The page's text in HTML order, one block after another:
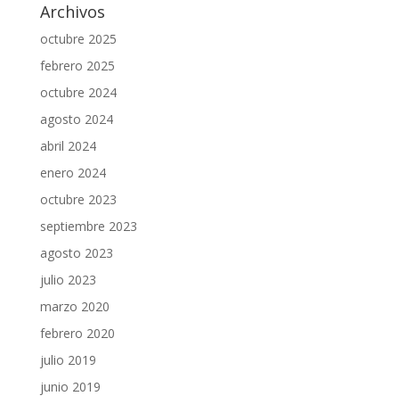
Archivos
octubre 2025
febrero 2025
octubre 2024
agosto 2024
abril 2024
enero 2024
octubre 2023
septiembre 2023
agosto 2023
julio 2023
marzo 2020
febrero 2020
julio 2019
junio 2019